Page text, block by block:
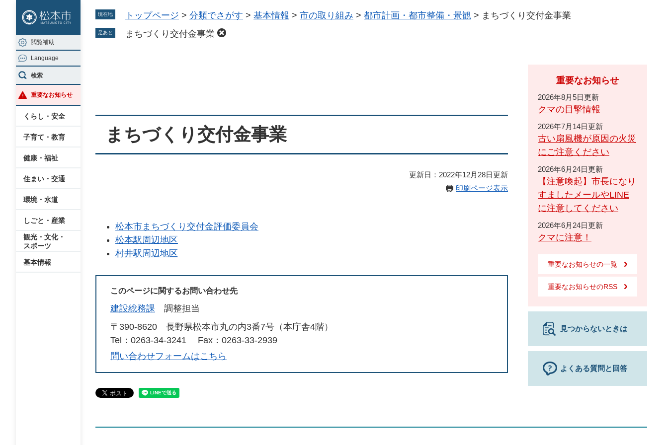
ジ
の
先
頭
で
す
ュ
ー
を
飛
ば
し
閲覧補助
Language
検索
重要なお知らせ
くらし・安全
子育て・教育
健康・福祉
住まい・交通
環境・水道
しごと・産業
観光・文化・
スポーツ
基本情報
現在地 トップページ > 分類でさがす > 基本情報 > 市の取り組み > 都市計画・都市整備・景観 > まちづくり交付金事業
足あと まちづくり交付金事業
まちづくり交付金事業
更新日：2022年12月28日更新
印刷ページ表示
松本市まちづくり交付金評価委員会
松本駅周辺地区
村井駅周辺地区
このページに関するお問い合わせ先
建設総務課
調整担当
〒390-8620 長野県松本市丸の内3番7号（本庁舎4階）
Tel：0263-34-3241
Fax：0263-33-2939
問い合わせフォームはこちら
重要なお知らせ
2026年8月5日更新
クマの目撃情報
2026年7月14日更新
古い扇風機が原因の火災
にご注意ください
2026年6月24日更新
【注意喚起】市長になり
すましたメールやLINE
に注意してください
2026年6月24日更新
クマに注意！
重要なお知らせの一覧
重要なお知らせのRSS
見つからないときは
よくある質問と回答